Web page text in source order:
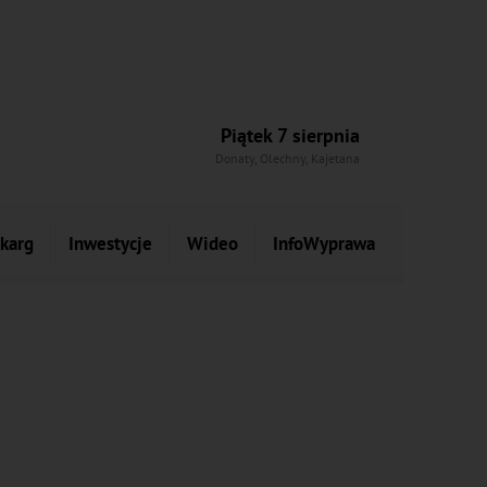
Piątek 7 sierpnia
Donaty, Olechny, Kajetana
Inwestycje Wideo InfoWyprawa